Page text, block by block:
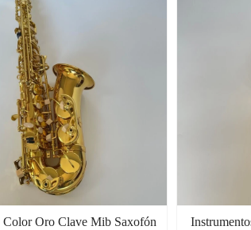
Oro Clave Mib Saxofón